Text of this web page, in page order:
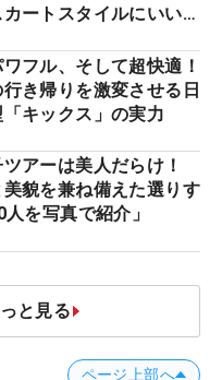
ートスタイルにいい
フル、そして超快適！
行き帰りを激変させる日
キックス」の実力
アーは美人だらけ！
美貌を兼ね備えた選りす
人を写真で紹介」
と見る
ページ上部へ